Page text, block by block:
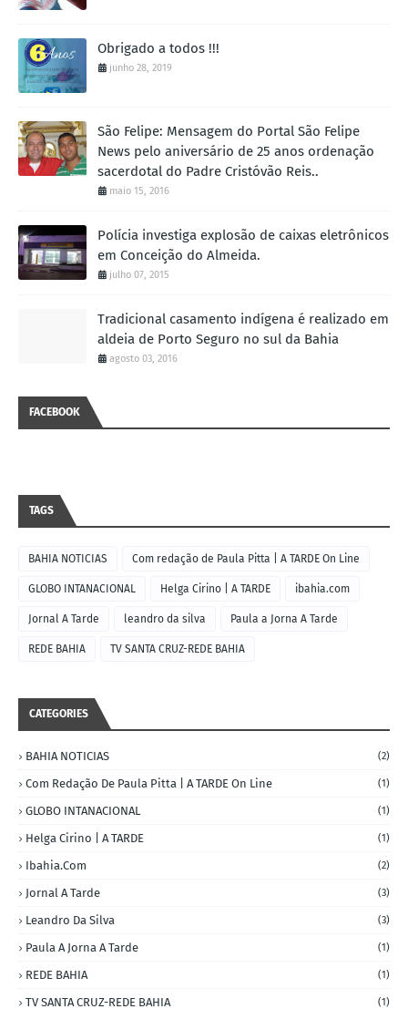
Obrigado a todos !!!
junho 28, 2019
São Felipe: Mensagem do Portal São Felipe
News pelo aniversário de 25 anos ordenação
sacerdotal do Padre Cristóvão Reis..
maio 15, 2016
Polícia investiga explosão de caixas eletrônicos
em Conceição do Almeida.
julho 07, 2015
Tradicional casamento indígena é realizado em
aldeia de Porto Seguro no sul da Bahia
agosto 03, 2016
FACEBOOK
TAGS
BAHIA NOTICIAS Com redação de Paula Pitta | A TARDE On Line
GLOBO INTANACIONAL Helga Cirino | A TARDE ibahia.com
Jornal A Tarde leandro da silva Paula a Jorna A Tarde
REDE BAHIA TV SANTA CRUZ-REDE BAHIA
CATEGORIES
BAHIA NOTICIAS (2)
Com Redação De Paula Pitta | A TARDE On Line (1)
GLOBO INTANACIONAL (1)
Helga Cirino | A TARDE (1)
Ibahia.com (2)
Jornal A Tarde (3)
Leandro Da Silva (3)
Paula A Jorna A Tarde (1)
REDE BAHIA (1)
TV SANTA CRUZ-REDE BAHIA (1)